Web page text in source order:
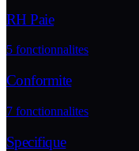
RH Paie
5 fonctionnalites
Conformite
7 fonctionnalites
Specifique